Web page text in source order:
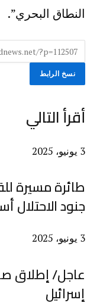
النطاق البحري”.
نسخ الرابط
أقرأ التالي
3 يونيو، 2025
طائرة مسيرة
جنود
3 يونيو، 2025
عاجل/ إطلاق
إسرائيل